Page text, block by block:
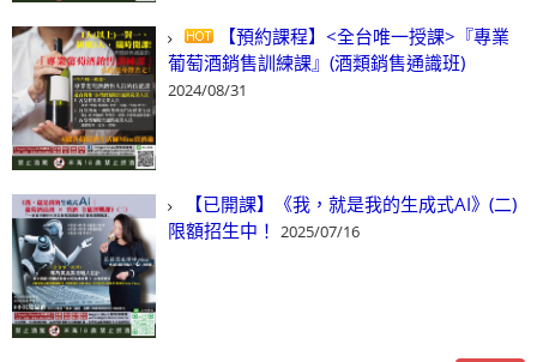
【預約課程】<全台唯一授課>『專業
葡萄酒銷售訓練課』(酒類銷售通識班)
2024/08/31
【已開課】《我，就是我的生成式AI》(二)
限額招生中！ 2025/07/16